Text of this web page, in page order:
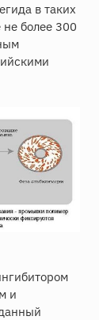
в таких
более 300
и